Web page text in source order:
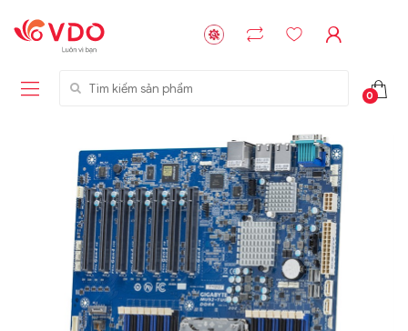
Tìm kiếm sản phẩm
0
NVMe™ SSD
Storage Micron -
64GB - 15.36TB
Liên hệ
GIGABYTE
G593-ZD1 (rev.
AAX1)